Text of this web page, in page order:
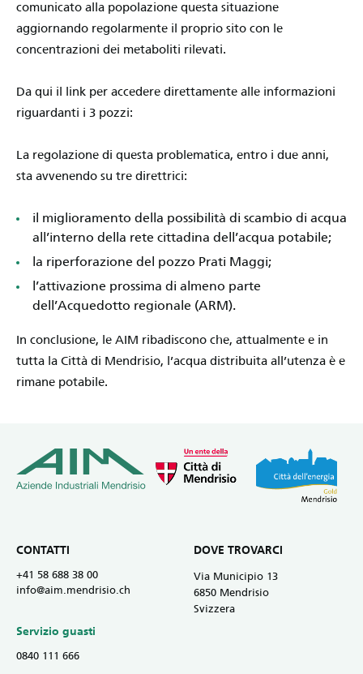
comunicato alla popolazione questa situazione
aggiornando regolarmente il proprio sito con le
concentrazioni dei metaboliti rilevati.
Da qui il link per accedere direttamente alle informazioni
riguardanti i 3 pozzi:
La regolazione di questa problematica, entro i due anni,
sta avvenendo su tre direttrici:
il miglioramento della possibilità di scambio di acqua
all’interno della rete cittadina dell’acqua potabile;
la riperforazione del pozzo Prati Maggi;
l’attivazione prossima di almeno parte
dell’Acquedotto regionale (ARM).
In conclusione, le AIM ribadiscono che, attualmente e in
tutta la Città di Mendrisio, l’acqua distribuita all’utenza è e
rimane potabile.
CONTATTI
+41 58 688 38 00
info@aim.mendrisio.ch
Servizio guasti
0840 111 666
DOVE TROVARCI
Via Municipio 13
6850 Mendrisio
Svizzera